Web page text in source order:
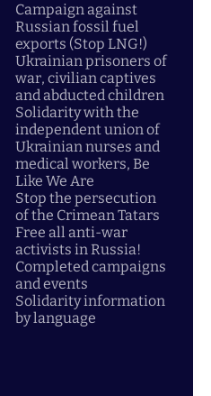
Campaign against
Russian fossil fuel
exports (Stop LNG!)
Ukrainian prisoners of
war, civilian captives
and abducted children
Solidarity with the
independent union of
Ukrainian nurses and
medical workers, Be
Like We Are
Stop the persecution
of the Crimean Tatars
Free all anti-war
activists in Russia!
Completed campaigns
and events
Solidarity information
by language